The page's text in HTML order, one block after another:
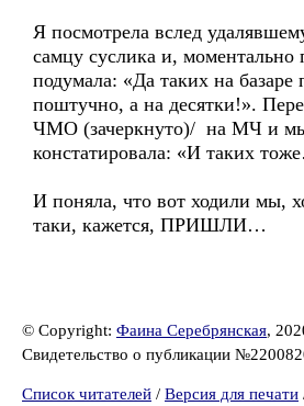
Я посмотрела вслед
самцу суслика и, моментально
подумала: «Да таких на базаре
поштучно, а на десятки!».
ЧМО (зачеркнуто)/ на МЧ и
констатировала: «И таких
И поняла, что вот ходили мы,
таки, кажется, ПРИШЛИ…
© Copyright: Фаина Серебрянская,
Свидетельство о публикации
Список читателей / Версия для печати